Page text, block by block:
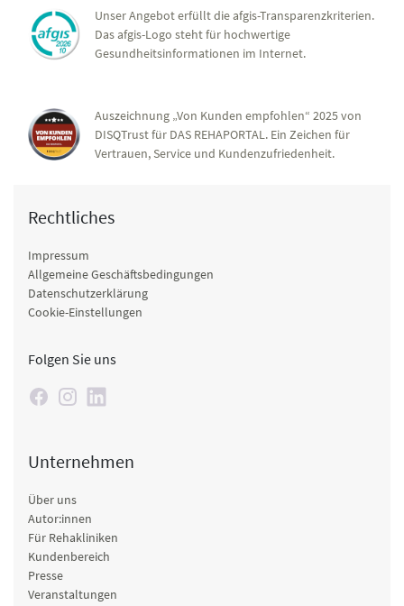
Unser Angebot erfüllt die afgis-Transparenzkriterien.
Das afgis-Logo steht für hochwertige
Gesundheitsinformationen im Internet.
Auszeichnung „Von Kunden empfohlen“ 2025 von
DISQTrust für DAS REHAPORTAL. Ein Zeichen für
Vertrauen, Service und Kundenzufriedenheit.
Rechtliches
Impressum
Allgemeine Geschäftsbedingungen
Datenschutzerklärung
Cookie-Einstellungen
Folgen Sie uns
Unternehmen
Über uns
Autor:innen
Für Rehakliniken
Kundenbereich
Presse
Veranstaltungen